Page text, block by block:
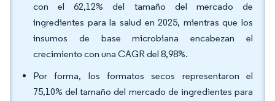
con el 62,12% del tamaño del mercado de
ingredientes para la salud en 2025, mientras que los
insumos de base microbiana encabezan el
crecimiento con una CAGR del 8,98%.
Por forma, los formatos secos representaron el
75,10% del tamaño del mercado de ingredientes para